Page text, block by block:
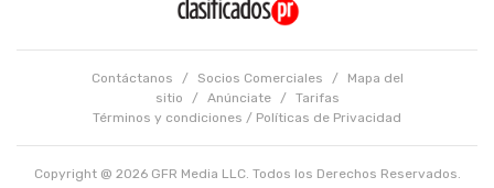
Contáctanos / Socios Comerciales /
Mapa del
sitio
/ Anúnciate /
Tarifas
Términos y condiciones / Políticas de Privacidad
Copyright @ 2026 GFR Media LLC. Todos los Derechos Reservados.